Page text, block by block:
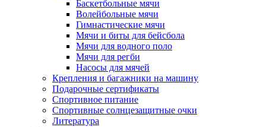
Баскетбольные мячи
Волейбольные мячи
Гимнастические мячи
Мячи и биты для бейсбола
Мячи для водного поло
Мячи для регби
Насосы для мячей
Крепления и багажники на машину
Подарочные сертификаты
Спортивное питание
Спортивные солнцезащитные очки
Литература